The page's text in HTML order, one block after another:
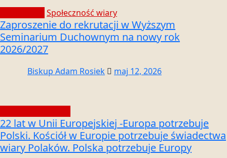
Społeczność wiary
Zaproszenie do rekrutacji w Wyższym
Seminarium Duchownym na nowy rok
2026/2027
Biskup Adam Rosiek maj 12, 2026
22 lat w Unii Europejskiej -Europa potrzebuje
Polski. Kościół w Europie potrzebuje świadectwa
wiary Polaków. Polska potrzebuje Europy